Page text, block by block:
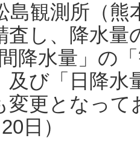
島観測所（熊
査し、降水
間降水量」の
及び「日降
変更となっ
日）